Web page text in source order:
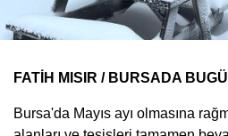
FATİH MISIR / BURSADA
Bursa'da Mayıs ayı olmasına